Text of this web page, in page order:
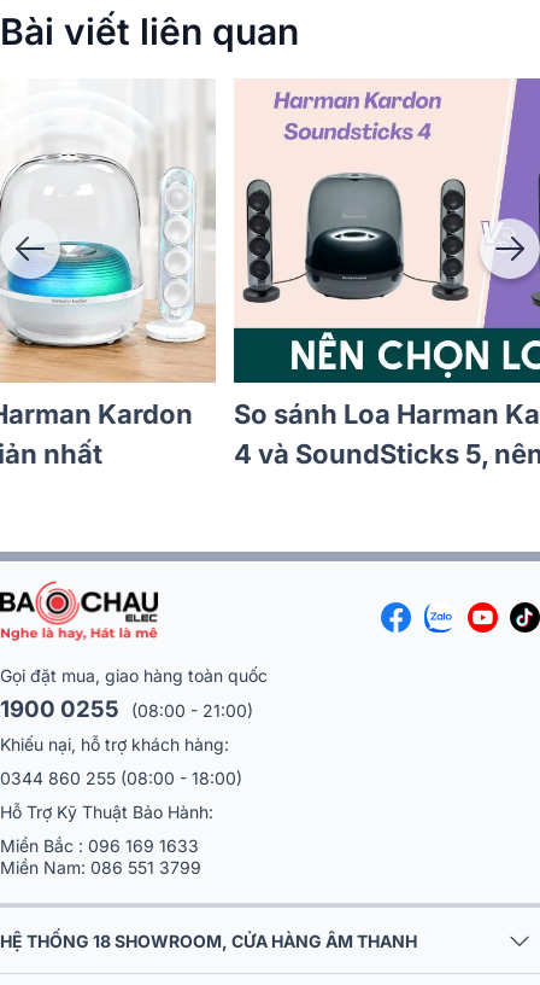
Bài viết liên quan
Hướng Dẫn Sử Dụng Loa Harman Kardon
Aura Studio 5 Wi-Fi Chi Tiết Nhất!
Gọi đặt mua, giao hàng toàn quốc
1900 0255
(08:00 - 21:00)
Khiếu nại, hỗ trợ khách hàng:
0344 860 255 (08:00 - 18:00)
Hỗ Trợ Kỹ Thuật Bảo Hành:
Miền Bắc : 096 169 1633
Miền Nam: 086 551 3799
HỆ THỐNG 18 SHOWROOM, CỬA HÀNG ÂM THANH